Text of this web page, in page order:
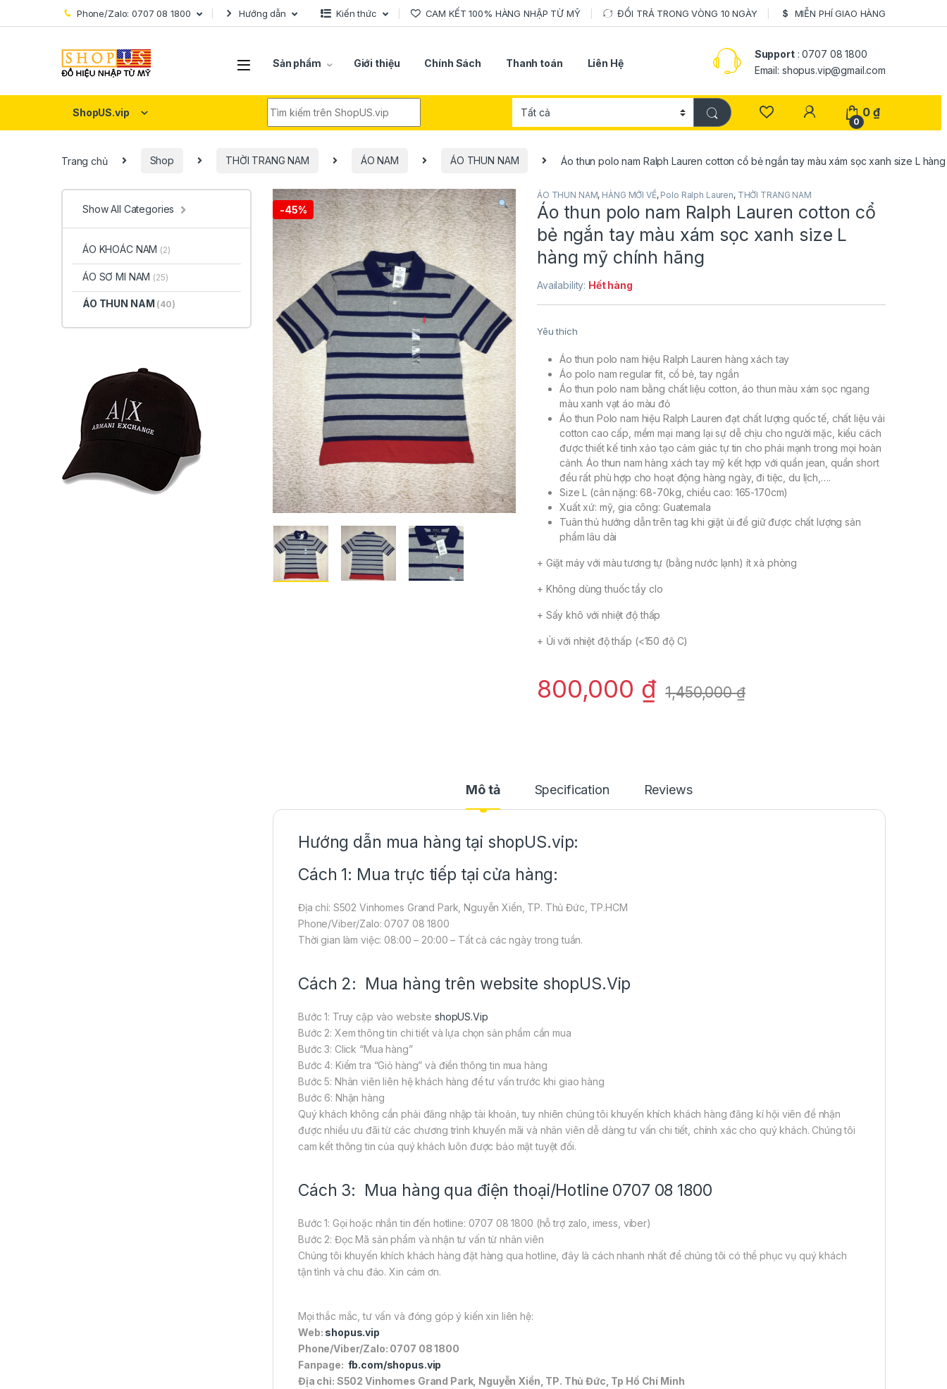
Skip to navigation
Skip to content Phone/Zalo: 0707 08 1800 Hướng dẫn Kiến thức CAM KẾT 100% HÀNG NHẬP TỪ MỸ ĐỔI TRẢ TRONG VÒNG 10 NGÀY MIỄN PHÍ GIAO HÀNG
Sản phẩm Giới thiệu Chính Sách Thanh toán Liên Hệ
Support: 0707 08 1800
Email: shopus.vip@gmail.com
ShopUS.vip
0
0₫
Trang chủ Shop THỜI TRANG NAM ÁO NAM ÁO THUN NAM Áo thun polo nam Ralph Lauren cotton cổ bẻ ngắn tay màu xám sọc xanh size L
-45%
ÁO THUN NAM, HÀNG MỚI VỀ, Polo Ralph Lauren, THỜI TRANG NAM
Áo thun polo nam Ralph Lauren cotton cổ
bẻ ngắn tay màu xám sọc xanh size L
hàng mỹ chính hãng
Availability: Hết hàng
Yêu thích
Áo thun polo nam hiệu Ralph Lauren hàng xách tay
Áo polo nam regular fit, cổ bẻ, tay ngắn
Áo thun polo nam bằng chất liệu cotton, áo thun màu xám sọc ngang
màu xanh vạt áo màu đỏ
Áo thun Polo nam hiệu Ralph Lauren đạt chất lượng quốc tế, chất liệu vải
cotton cao cấp, mềm mại mang lại sự dễ chịu cho người mặc, kiểu cách
được thiết kế tinh xảo tạo cảm giác tự tin cho phái mạnh trong mọi hoàn
cảnh. Áo thun nam hàng xách tay mỹ kết hợp với quần jean, quần short
đều rất phù hợp cho hoạt động hàng ngày, đi tiệc, du lịch,….
Size L (cân nặng: 68-70kg, chiều cao: 165-170cm)
Xuất xứ: mỹ, gia công: Guatemala
Tuân thủ hướng dẫn trên tag khi giặt ủi để giữ được chất lượng sản
phẩm lâu dài
+ Giặt máy với màu tương tự (bằng nước lạnh) ít xà phòng
+ Không dùng thuốc tẩy clo
+ Sấy khô với nhiệt độ thấp
+ Ủi với nhiệt độ thấp (<150 độ C)
800,000 ₫ 1,450,000₫
Mô tả Specification Reviews
Hướng dẫn mua hàng tại shopUS.vip:
Cách 1: Mua trực tiếp tại cửa hàng:
Địa chỉ: S502 Vinhomes Grand Park, Nguyễn Xiển, TP. Thủ Đức, TP.HCM
Phone/Viber/Zalo: 0707 08 1800
Thời gian làm việc: 08:00 – 20:00 – Tất cả các ngày trong tuần.
Cách 2: Mua hàng trên website shopUS.Vip
Bước 1: Truy cập vào website shopUS.Vip
Bước 2: Xem thông tin chi tiết và lựa chọn sản phẩm cần mua
Bước 3: Click “Mua hàng”
Bước 4: Kiểm tra “Giỏ hàng” và điền thông tin mua hàng
Bước 5: Nhân viên liên hệ khách hàng để tư vấn trước khi giao hàng
Bước 6: Nhận hàng
Quý khách không cần phải đăng nhập tài khoản, tuy nhiên chúng tôi khuyến khích khách hàng đăng kí hội viên để nhận
được nhiều ưu đãi từ các chương trình khuyến mãi và nhân viên dễ dàng tư vấn chi tiết, chính xác cho quý khách. Chúng tôi
cam kết thông tin của quý khách luôn được bảo mật tuyệt đối.
Cách 3: Mua hàng qua điện thoại/Hotline 0707 08 1800
Bước 1: Gọi hoặc nhắn tin đến hotline: 0707 08 1800 (hỗ trợ zalo, imess, viber)
Bước 2: Đọc Mã sản phẩm và nhận tư vấn từ nhân viên
Chúng tôi khuyến khích khách hàng đặt hàng qua hotline, đây là cách nhanh nhất để chúng tôi có thể phục vụ quý khách
tận tình và chu đáo. Xin cám ơn.
Mọi thắc mắc, tư vấn và đóng góp ý kiến xin liên hệ:
Web: shopus.vip
Phone/Viber/Zalo: 0707 08 1800
Fanpage: fb.com/shopus.vip
Địa chỉ: S502 Vinhomes Grand Park, Nguyễn Xiển, TP. Thủ Đức, Tp Hồ Chí Minh
Show All Categories
ÁO KHOÁC NAM (2)
ÁO SƠ MI NAM (25)
ÁO THUN NAM (40)